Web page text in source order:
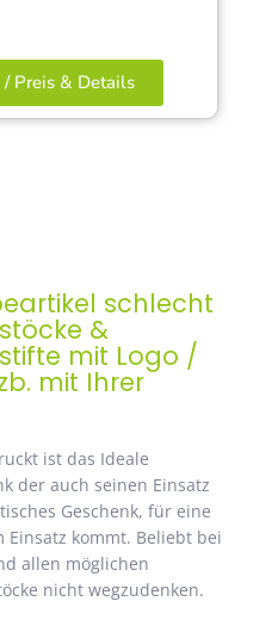
Preis & Details
schlecht
&
mit Logo /
mit Ihrer
ist das Ideale
der auch seinen Einsatz
Geschenk, für eine
kommt. Beliebt bei
allen möglichen
nicht wegzudenken.